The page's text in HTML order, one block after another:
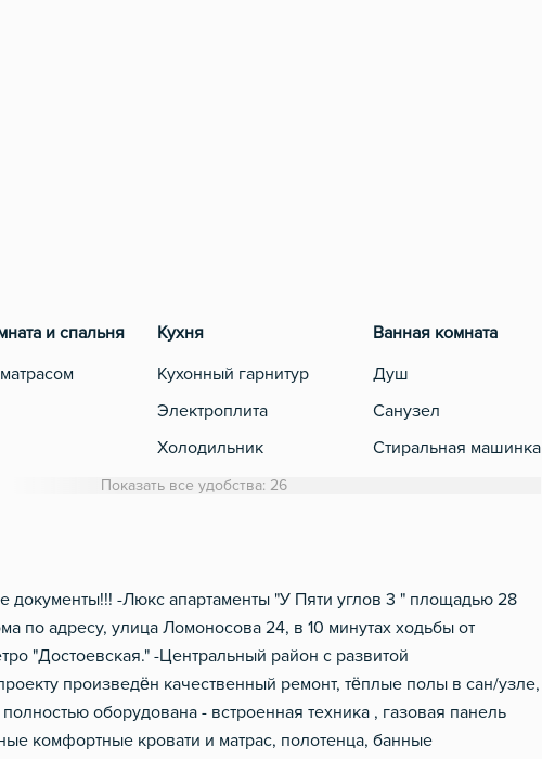
и спальня
дверь
Кухня
Кухонный гарнитур
Электроплита
Холодильник
Обеденный стол
Посуда
Столовые приборы
Ванная комната
Душ
Санузел
Стиральная машинка
Показать все удобства: 26
дoкументы!!! -Люкc апаpтамeнты "У Пяти углов 3 " плoщaдью 28
по адресу, улица Ломoнoсoвa 24, в 10 минутaх xодьбы от
"Достоeвcкая." -Центрaльный рaйон с развитoй
произведён качественный ремонт, тёплые полы в сан/узле,
оборудована - встроенная техника , газовая панель
комфортные кровати и матрас, полотенца, банные